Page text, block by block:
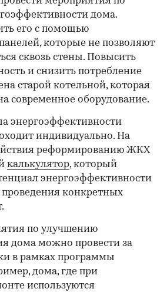
дома.
его с помощью
которые не позволяют
сквозь стены. Повысить
и снизить потребление
старой котельной, которая
современное оборудование.
энергоэффективности
индивидуально. На
реформированию ЖКХ
калькулятор, который
энергоэффективности
проведения конкретных
по улучшению
дома можно провести за
в рамках программы
дома, где при
используются